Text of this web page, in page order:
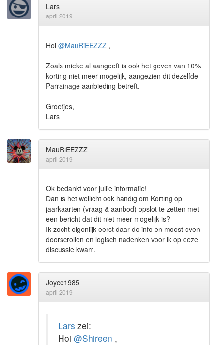
Lars
april 2019
Hoi @MauRiEEZZZ ,
Zoals mieke al aangeeft is ook het geven van 10%
korting niet meer mogelijk, aangezien dit dezelfde
Parrainage aanbieding betreft.
Groetjes,
Lars
MauRiEEZZZ
april 2019
Ok bedankt voor jullie informatie!
Dan is het wellicht ook handig om Korting op
jaarkaarten (vraag & aanbod) opslot te zetten met
een bericht dat dit niet meer mogelijk is?
Ik zocht eigenlijk eerst daar de info en moest even
doorscrollen en logisch nadenken voor ik op deze
discussie kwam.
Joyce1985
april 2019
Lars zei:
Hoi @Shireen ,